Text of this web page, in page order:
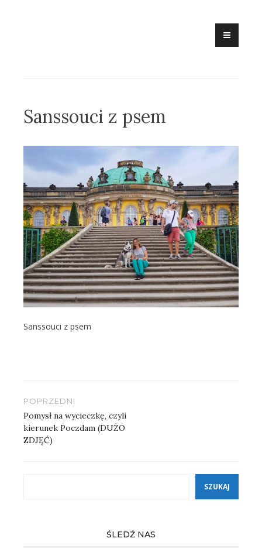
Sanssouci z psem
Sanssouci z psem
Nawigacja
wpisu
POPRZEDNI
Pomysł na wycieczkę, czyli
kierunek Poczdam (DUŻO
ZDJĘĆ)
SZUKAJ
ŚLEDŹ NAS